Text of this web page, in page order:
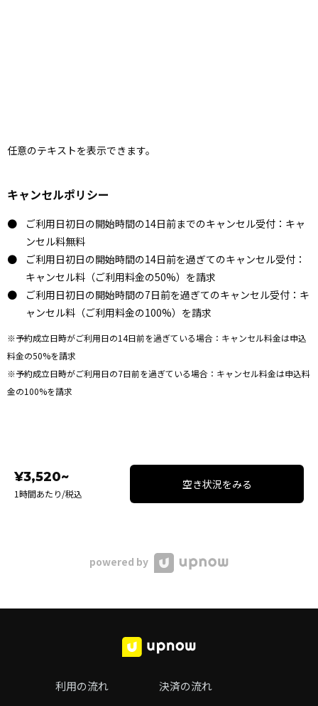
任意のテキストを表示できます。
キャンセルポリシー
ご利用日初日の開始時間の14日前までのキャンセル受付：キャ
ンセル料無料
ご利用日初日の開始時間の14日前を過ぎてのキャンセル受付：
キャンセル料（ご利用料金の50%）を請求
ご利用日初日の開始時間の7日前を過ぎてのキャンセル受付：キ
ャンセル料（ご利用料金の100%）を請求
※予約成立日時がご利用日の14日前を過ぎている場合：キャンセル料金は申込
料金の50%を請求
※予約成立日時がご利用日の7日前を過ぎている場合：キャンセル料金は申込料
金の100%を請求
¥3,520~
1時間あたり/税込
空き状況をみる
powered by
利用の流れ 決済の流れ